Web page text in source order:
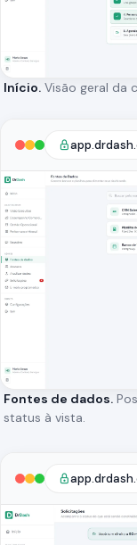
Início. Visão geral da
Fontes de dados.
status à vista.